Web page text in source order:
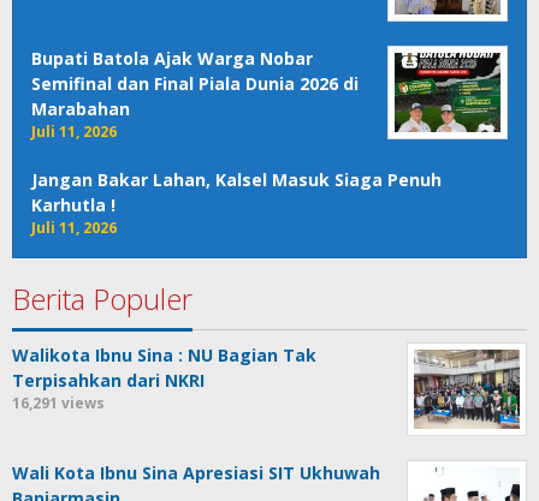
Bupati Batola Ajak Warga Nobar
Semifinal dan Final Piala Dunia 2026 di
Marabahan
Juli 11, 2026
Jangan Bakar Lahan, Kalsel Masuk Siaga Penuh
Karhutla !
Juli 11, 2026
Berita Populer
Walikota Ibnu Sina : NU Bagian Tak
Terpisahkan dari NKRI
16,291 views
Wali Kota Ibnu Sina Apresiasi SIT Ukhuwah